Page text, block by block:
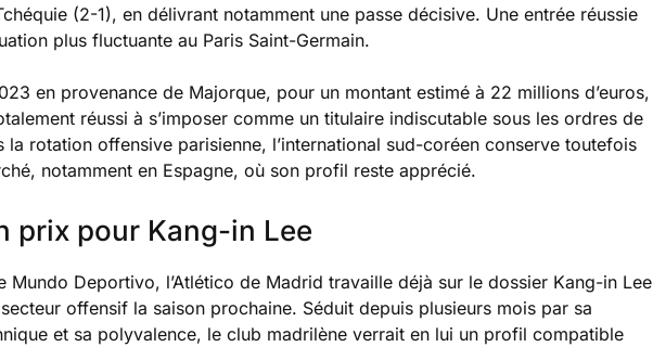
(2-1), en délivrant notamment une passe décisive. Une entrée réussie
plus fluctuante au Paris Saint-Germain.
en provenance de Majorque, pour un montant estimé à 22 millions d’euros,
réussi à s’imposer comme un titulaire indiscutable sous les ordres de
la rotation offensive parisienne, l’international sud-coréen conserve toutefois
notamment en Espagne, où son profil reste apprécié.
prix pour Kang-in Lee
Mundo Deportivo, l’Atlético de Madrid travaille déjà sur le dossier Kang-in Lee
offensif la saison prochaine. Séduit depuis plusieurs mois par sa
et sa polyvalence, le club madrilène verrait en lui un profil compatible